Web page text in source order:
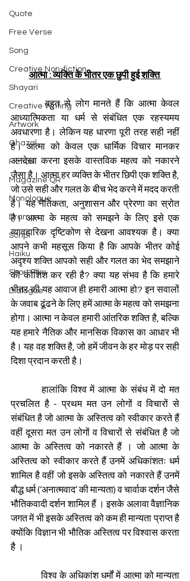
Quote
Free Verse
Song
Creative Non-fiction
Shayari
Creative Writing
Artwork
Ghazal
Fiction
Magazine QR
Monologue
Drama
Script
Haiku
Short Film
Dialogue
आत्मा : व्यक्ति के भीतर एक छुपी हुई शक्ति
बहुत से लोग मानते हैं कि आत्मा केवल
आध्यात्मिकता या धर्म से संबंधित एक रहस्यमय
अवधारणा है। लेकिन यह धारणा पूरी तरह सही नहीं
है। आत्मा को केवल एक धार्मिक विचार मानकर
अनदेखा करना इसके वास्तविक महत्व को नकारने
जैसा है। आत्मा हर व्यक्ति के भीतर छिपी एक शक्ति है,
जो उसे सही और गलत के बीच भेद करने में मदद करती
है। यह नैतिकता, अनुशासन और प्रेरणा का स्रोत
है। आत्मा के महत्व को समझने के लिए इसे एक
व्यावहारिक दृष्टिकोण से देखना आवश्यक है। क्या
आपने कभी महसूस किया है कि आपके भीतर कोई
अदृश्य शक्ति आपको सही और गलत का भेद समझाने
की कोशिश कर रही है? क्या यह संभव है कि हमारे
भीतर की यह आवाज ही हमारी आत्मा हो? इन सवालों
के जवाब ढूंढने के लिए हमें आत्मा के महत्व को समझना
होगा। आत्मा न केवल हमारी आंतरिक शक्ति है, बल्कि
यह हमारे नैतिक और मानसिक विकास का आधार भी
है। यह वह शक्ति है, जो हमें जीवन के हर मोड़ पर सही
दिशा प्रदान करती है।
हालांकि विश्व में आत्मा के संबंध में दो मत
प्रचलित है - प्रथम मत उन लोगों व विचारों से
संबंधित है जो आत्मा के अस्तित्व को स्वीकार करते हैं
वहीं दूसरा मत उन लोगों व विचारों से संबंधित है जो
आत्मा के अस्तित्व को नकारते हैं । जो आत्मा के
अस्तित्व को स्वीकार करते हैं उनमें अधिकांशतः धर्म
शामिल है वहीं जो इसके अस्तित्व को नकारते हैं उनमें
बौद्ध धर्म (‘अनात्मवाद’ की मान्यता) व चार्वाक दर्शन जैसे
भौतिकवादी दर्शन शामिल हैं । इसके अलावा वैज्ञानिक
जगत में भी इसके अस्तित्व को कम ही मान्यता प्राप्त है
क्योंकि विज्ञान भी भौतिक अस्तित्व पर विश्वास करता
है ।
विश्व के अधिकांश धर्मों में आत्मा को मान्यता